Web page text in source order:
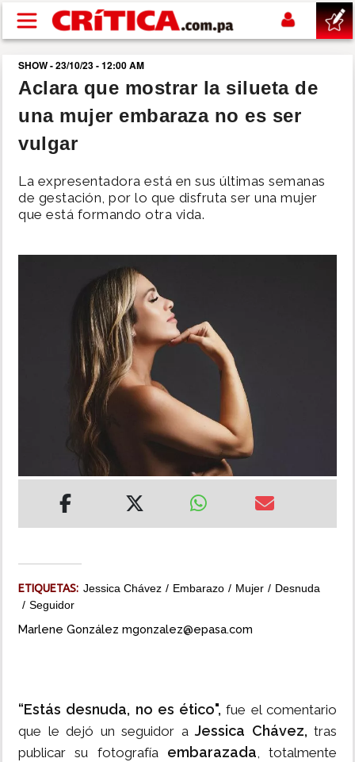
Pasar al contenido principal
buscar
SUCESOS
POLÍTICA
IMPRESO
SHOW - 23/10/23 - 12:00 AM
Aclara que mostrar la silueta de
una mujer embaraza no es ser
vulgar
La expresentadora está en sus últimas semanas
de gestación, por lo que disfruta ser una mujer
que está formando otra vida.
ETIQUETAS: Jessica Chávez Embarazo Mujer
Desnuda
Seguidor
Marlene González mgonzalez@epasa.com
“Estás desnuda, no es ético", fue el comentario
que le dejó un seguidor a Jessica Chávez, tras
publicar su fotografía embarazada, totalmente